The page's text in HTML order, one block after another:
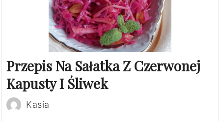
Przepis Na Sałatka Z Czerwonej
Kapusty I Śliwek
Kasia